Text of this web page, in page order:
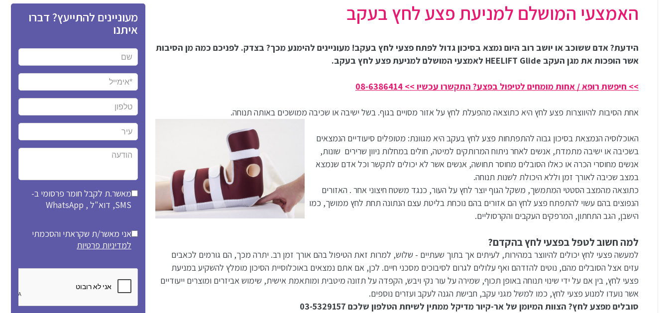
מעוניינים להתייעץ? דברו
איתנו
מאשר.ת לקבל חומר פרסומי ב-
SMS, דוא"ל , WhatsApp
אני מאשר/ת שקראתי והסכמתי
למדיניות פרטיות
האמצעי המושלם למניעת פצע לחץ בעקב
הידעת? אדם ששוכב או יושב רוב היום נמצא בסיכון גדול לפתח פצעי לחץ בעקב! מעוניינים להימנע מכך? בצדק. לפניכם כמה מן הסיבות
אשר הופכות את מגן העקב HEELIFT Glide לאמצעי המושלם למניעת פצע לחץ בעקב.
>> חיפשת רופא / אחות מומחים לטיפול בפצע? התקשרו עכשיו >> 08-6386414
אחת הסיבות להיווצרות פצע לחץ היא כתוצאה מהפעלת לחץ על אזור מסויים בגוף. בשל ישיבה או שכיבה ממושכים באותה תנוחה.
האוכלוסיה הנמצאת בסיכון גבוה להתפתחות פצע לחץ בעקב היא מגוונת: מטופלים סיעודיים הנמצאים
בשכיבה או ישיבה מתמדת, אנשים לאחר ניתוח המרותקים למיטה, חולים במחלות ניוון שרירים שונות,
אנשים מחוסרי הכרה או כאלו הסובלים מחוסר תחושה, אנשים אשר לא יכולים לתקשר וכל אדם שנמצא
במצב שכיבה לאורך זמן וללא היכולת לשנות תנוחה.
כתוצאה מהמצב הסטטי המתמשך, משקל הגוף יוצר לחץ על העור, כנגד משטח חיצוני אחר . האזורים
הנפוצים בהם עשוי להתפתח פצע לחץ הם אזורים בהם נוכחת בליטת עצם הנתונה תחת לחץ ממושך, כמו
הישבן, הגב התחתון, המרפקים העקבים והקרסוליים.
למה חשוב לטפל בפצעי לחץ בהקדם?
למעשה פצעי לחץ יכולים להיווצר במהירות, לעיתים אך בתוך שעתיים - שלוש, למרות זאת הטיפול בהם אורך זמן רב. יתרה מכך, הם גורמים לכאבים
עזים אצל הסובלים מהם, נוטים להזדהם ואף עלולים לגרום לסיבוכים מסכני חיים. לכן, אם אתם נמצאים באוכלוסיית הסיכון מומלץ להשקיע במניעת
פצעי לחץ, בין אם על ידי שינוי תנוחה באופן תכוף, שמירה על עור נקי ויבש, הקפדה על תזונה מיטבית ומותאמת אישית, שימוש אביזרים ומוצרים ייעודיים
אשר נועדו למנוע פצעי לחץ, כמו למשל מגני עקב, חבישת הגנה לעקב ועזרים נוספים.
סובלים מפצע לחץ? הצוות המיומן של אר-קיור מדיקל ממתין לשיחת הטלפון שלכם 03-5329157